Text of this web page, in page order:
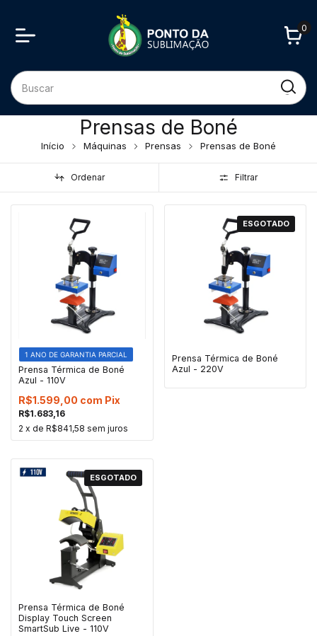
0
Prensas de Boné
Início Máquinas Prensas Prensas de Boné
Ordenar Filtrar
1 ANO DE GARANTIA PARCIAL
Prensa Térmica de Boné
Azul - 110V
R$1.683,16
R$1.599,00 com Pix
2 x de R$841,58 sem juros
ESGOTADO
Prensa Térmica de Boné
Azul - 220V
ESGOTADO
Prensa Térmica de Boné
Display Touch Screen
SmartSub Live - 110V